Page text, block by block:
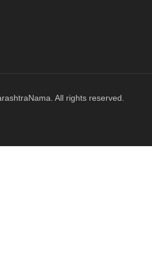
All rights reserved.